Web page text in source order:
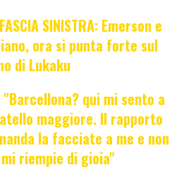
SINISTRA: Emerson e
ora si punta forte sul
di Lukaku
"Barcellona? qui mi sento a
maggiore. Il rapporto
la facciate a me e non
riempie di gioia"